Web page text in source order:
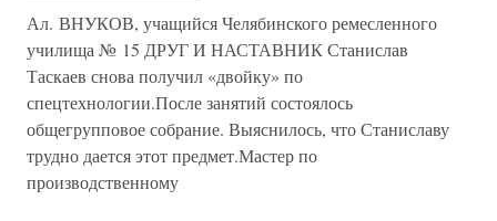
Ал. ВНУКОВ, учащийся Челябинского ремесленного
училища № 15 ДРУГ И НАСТАВНИК Станислав
Таскаев снова получил «двойку» по
спецтехнологии.После занятий состоялось
общегрупповое собрание. Выяснилось, что Станиславу
трудно дается этот предмет.Мастер по
производственному